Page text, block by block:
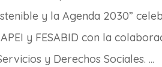
y la Agenda 2030”
y FESABID con la
y Derechos Sociales. ...